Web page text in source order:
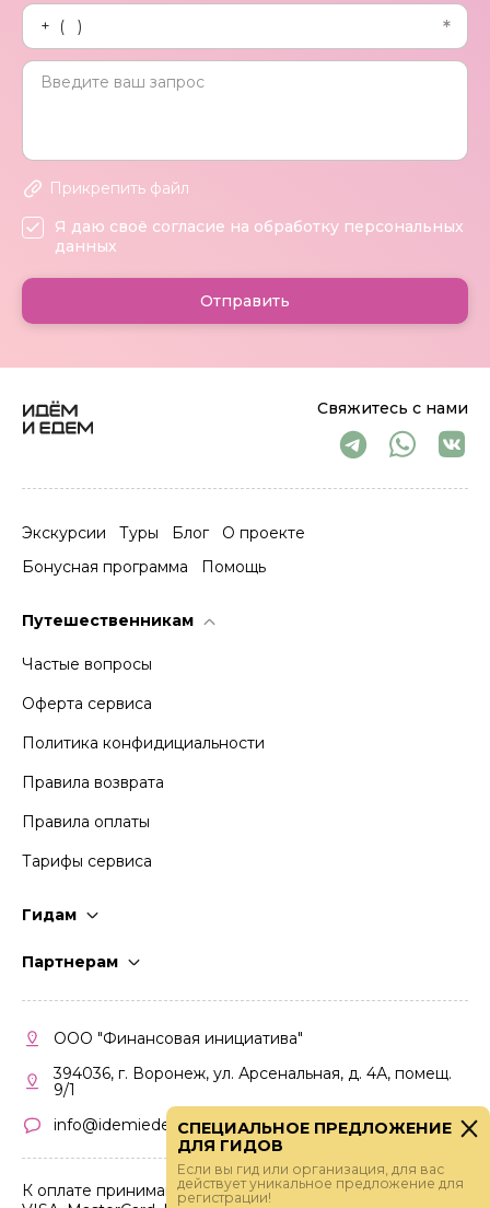
Свяжитесь с нами
Экскурсии Туры Блог
О проекте
Бонусная программа
Помощь
Путешественникам
Частые вопросы
Оферта сервиса
Политика конфидициальности
Правила возврата
Правила оплаты
Тарифы сервиса
Гидам
Партнерам
Кабинет партнера
Правила участия
ООО "Финансовая инициатива"
394036, г. Воронеж, ул. Арсенальная, д. 4А, помещ.
9/1
info@idemiedem.ru
К оплате принимаются карты
Прикрепить файл
Я даю своё согласие на обработку персональных
данных
Отправить
СПЕЦИАЛЬНОЕ ПРЕДЛОЖЕНИЕ
ДЛЯ ГИДОВ
Если вы гид или организация, для вас
действует уникальное предложение для
регистрации!